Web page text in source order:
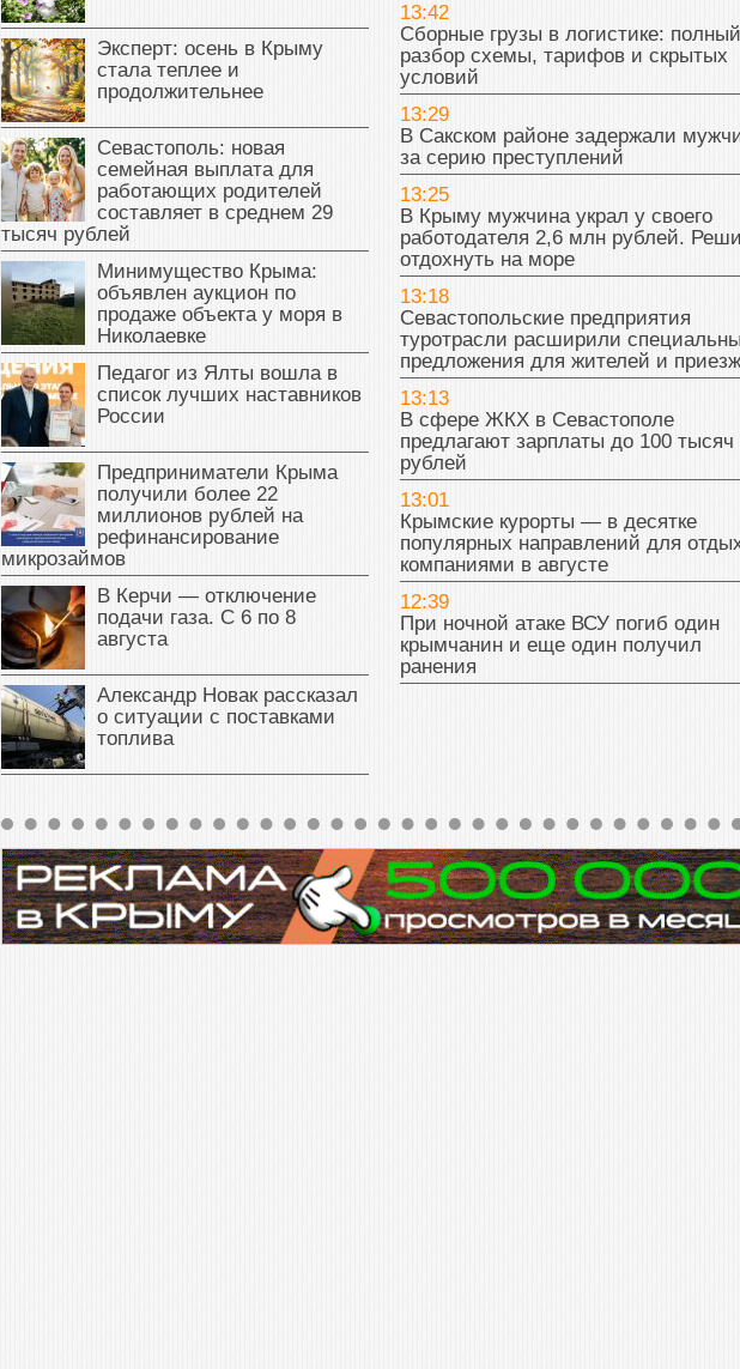
Эксперт: осень в Крыму
стала теплее и
продолжительнее
Севастополь: новая
семейная выплата для
работающих родителей
составляет в среднем 29
тысяч рублей
Минимущество Крыма:
объявлен аукцион по
продаже объекта у моря в
Николаевке
Педагог из Ялты вошла в
список лучших наставников
России
Предприниматели Крыма
получили более 22
миллионов рублей на
рефинансирование
микрозаймов
В Керчи — отключение
подачи газа. С 6 по 8
августа
Александр Новак рассказал
о ситуации с поставками
топлива
13:42
Сборные грузы в логистике: полный
разбор схемы, тарифов и скрытых
условий
13:29
В Сакском районе задержали
за серию преступлений
13:25
В Крыму мужчина украл у своего
работодателя 2,6 млн рублей.
отдохнуть на море
13:18
Севастопольские предприятия
туротрасли расширили
предложения для жителей и
13:13
В сфере ЖКХ в Севастополе
предлагают зарплаты до 100 тысяч
рублей
13:01
Крымские курорты — в десятке
популярных направлений для
компаниями в августе
12:39
При ночной атаке ВСУ погиб один
крымчанин и еще один получил
ранения